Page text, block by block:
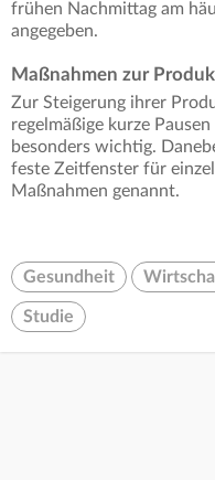
frühen Nachmittag am
angegeben.
Maßnahmen zur
Zur Steigerung ihrer
regelmäßige kurze
besonders wichtig.
feste Zeitfenster für
Maßnahmen genannt.
Gesundheit
Studie